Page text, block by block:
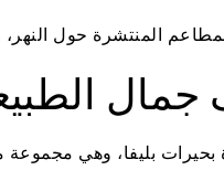
المنتشرة حول
بليفا، وهي مجموعة